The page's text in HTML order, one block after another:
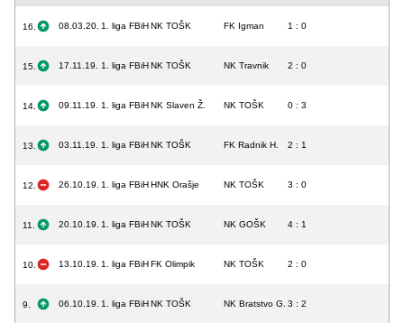
16. 08.03.20. 1. liga FBiHNK TOŠK FK Igman 1 : 0
15. 17.11.19. 1. liga FBiHNK TOŠK NK Travnik 2 : 0
14. 09.11.19. 1. liga FBiHNK Slaven Ž. NK TOŠK 0 : 3
13. 03.11.19. 1. liga FBiHNK TOŠK FK Radnik H. 2 : 1
12. 26.10.19. 1. liga FBiHHNK Orašje NK TOŠK 3 : 0
11. 20.10.19. 1. liga FBiHNK TOŠK NK GOŠK 4 : 1
10. 13.10.19. 1. liga FBiHFK Olimpik NK TOŠK 2 : 0
9. 06.10.19. 1. liga FBiHNK TOŠK NK Bratstvo G. 3 : 2